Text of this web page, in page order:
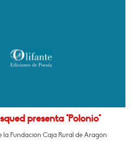
presenta "Polonio"
la Fundación Caja Rural de Aragón